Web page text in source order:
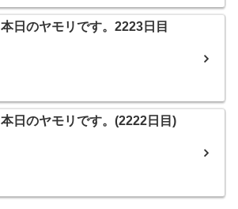
本日のヤモリです。2223日目
本日のヤモリです。(2222日目)